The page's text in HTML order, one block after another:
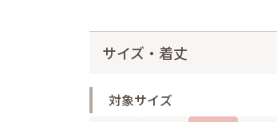
サイズ・着丈
対象サイズ